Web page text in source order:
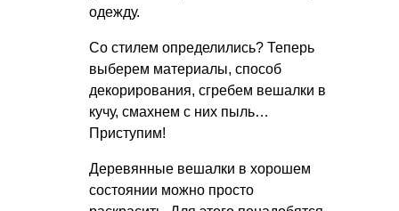
одежду.
Со стилем определились? Теперь
выберем материалы, способ
декорирования, сгребем вешалки в
кучу, смахнем с них пыль…
Приступим!
Деревянные вешалки в хорошем
состоянии можно просто